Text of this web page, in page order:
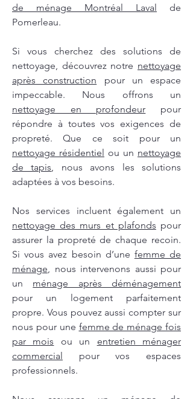
de ménage Montréal Laval de
Pomerleau.
Si vous cherchez des solutions de
nettoyage, découvrez notre nettoyage
après construction pour un espace
impeccable. Nous offrons un
nettoyage en profondeur pour
répondre à toutes vos exigences de
propreté. Que ce soit pour un
nettoyage résidentiel ou un nettoyage
de tapis, nous avons les solutions
adaptées à vos besoins.
Nos services incluent également un
nettoyage des murs et plafonds pour
assurer la propreté de chaque recoin.
Si vous avez besoin d’une femme de
ménage, nous intervenons aussi pour
un ménage après déménagement
pour un logement parfaitement
propre. Vous pouvez aussi compter sur
nous pour une femme de ménage fois
par mois ou un entretien ménager
commercial pour vos espaces
professionnels.